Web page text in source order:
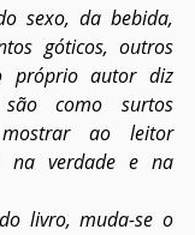
sexo, da bebida,
góticos, outros
próprio autor diz
como surtos
mostrar ao leitor
na verdade e na
livro, muda-se o